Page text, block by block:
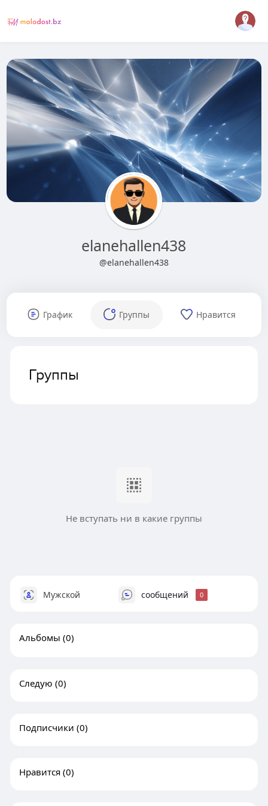
elanehallen438
@elanehallen438
График Группы Нравится
Группы
Не вступать ни в какие группы
Мужской сообщений 0
Альбомы (0)
Следую (0)
Подписчики (0)
Нравится (0)